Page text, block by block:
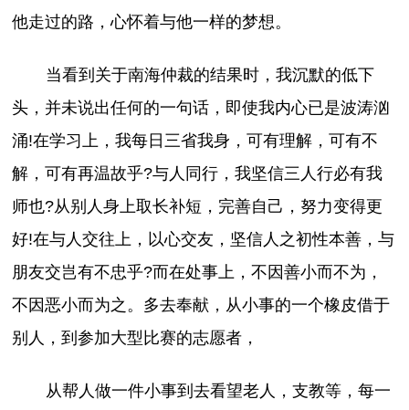
他走过的路，心怀着与他一样的梦想。
当看到关于南海仲裁的结果时，我沉默的低下
头，并未说出任何的一句话，即使我内心已是波涛汹
涌!在学习上，我每日三省我身，可有理解，可有不
解，可有再温故乎?与人同行，我坚信三人行必有我
师也?从别人身上取长补短，完善自己，努力变得更
好!在与人交往上，以心交友，坚信人之初性本善，与
朋友交岂有不忠乎?而在处事上，不因善小而不为，
不因恶小而为之。多去奉献，从小事的一个橡皮借于
别人，到参加大型比赛的志愿者，
从帮人做一件小事到去看望老人，支教等，每一